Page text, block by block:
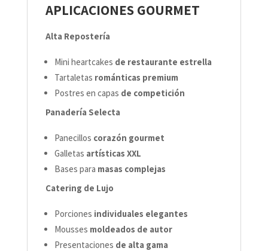
APLICACIONES GOURMET
Alta Repostería
Mini heartcakes de restaurante estrella
Tartaletas románticas premium
Postres en capas de competición
Panadería Selecta
Panecillos corazón gourmet
Galletas artísticas XXL
Bases para masas complejas
Catering de Lujo
Porciones individuales elegantes
Mousses moldeados de autor
Presentaciones de alta gama